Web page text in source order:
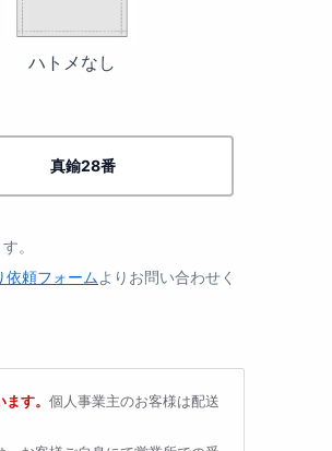
ハトメなし
し
真鍮28番
。
依頼フォームよりお問い合わせく
す。 個人事業主のお客様は配送